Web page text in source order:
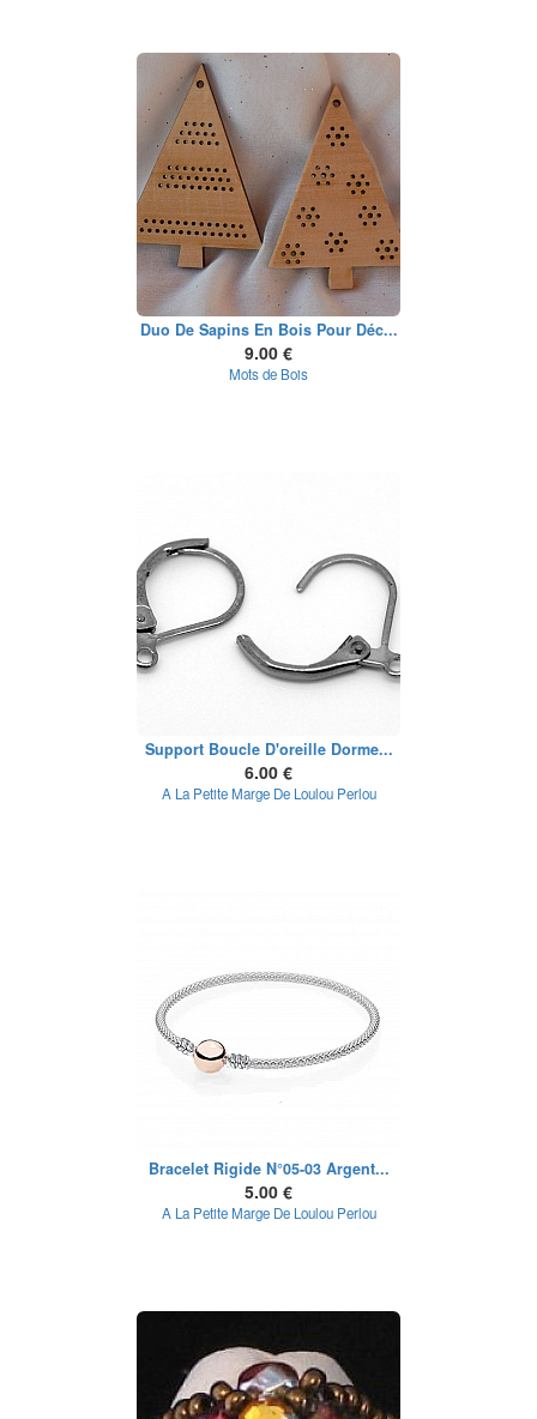
Duo De Sapins En Bois Pour Déc...
9.00 €
Mots de Bois
Support Boucle D'oreille Dorme...
6.00 €
A La Petite Marge De Loulou Perlou
Bracelet Rigide N°05-03 Argent...
5.00 €
A La Petite Marge De Loulou Perlou